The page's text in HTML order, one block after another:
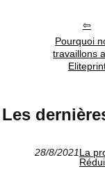
Pourquoi
travaillons
Les
28/8/2021La